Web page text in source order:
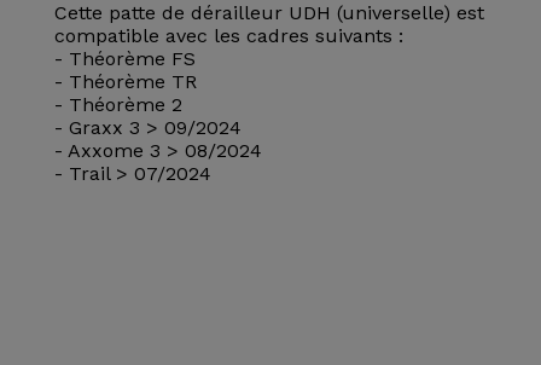
Cette patte de dérailleur UDH (universelle) est
compatible avec les cadres suivants :
- Théorème FS
- Théorème TR
- Théorème 2
- Graxx 3 > 09/2024
- Axxome 3 > 08/2024
- Trail > 07/2024